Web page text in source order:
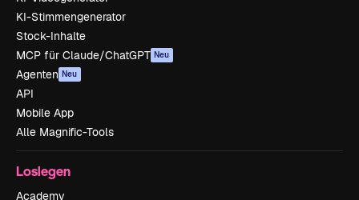
KI-Stimmengenerator
Stock-Inhalte
MCP für Claude/ChatGPT Neu
Agenten Neu
API
Mobile App
Alle Magnific-Tools
Loslegen
Academy